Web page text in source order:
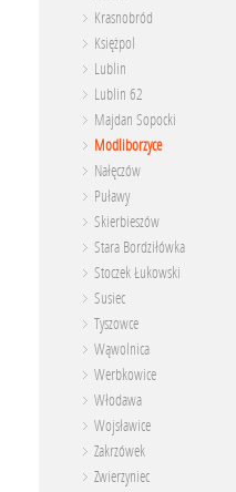
Krasnobród
Księżpol
Lublin
Lublin 62
Majdan Sopocki
Modliborzyce
Nałęczów
Puławy
Skierbieszów
Stara Bordziłówka
Stoczek Łukowski
Susiec
Tyszowce
Wąwolnica
Werbkowice
Włodawa
Wojsławice
Zakrzówek
Zwierzyniec